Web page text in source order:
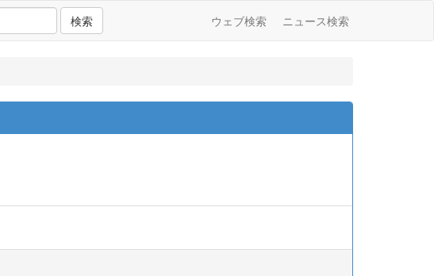
検索 ウェブ検索 ニュース検索